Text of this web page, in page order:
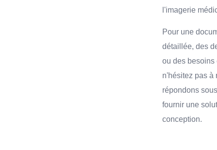
l'imagerie
Pour une
détaillée, des
ou des
n'hésitez pas à
répondons
fournir une
conception.